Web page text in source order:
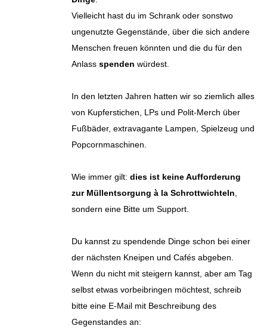
Vielleicht hast du im Schrank oder sonstwo
ungenutzte Gegenstände, über die sich andere
Menschen freuen könnten und die du für den
Anlass spenden würdest.
In den letzten Jahren hatten wir so ziemlich alles
von Kupferstichen, LPs und Polit-Merch über
Fußbäder, extravagante Lampen, Spielzeug und
Popcornmaschinen.
Wie immer gilt: dies ist keine Aufforderung
zur Müllentsorgung à la Schrottwichteln,
sondern eine Bitte um Support.
Du kannst zu spendende Dinge schon bei einer
der nächsten Kneipen und Cafés abgeben.
Wenn du nicht mit steigern kannst, aber am Tag
selbst etwas vorbeibringen möchtest, schreib
bitte eine E-Mail mit Beschreibung des
Gegenstandes an: